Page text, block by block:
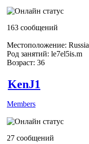
163 сообщений
Местоположение: Russia
Род занятий: le7el5is.m
Возраст: 36
KenJ1
Members
27 сообщений